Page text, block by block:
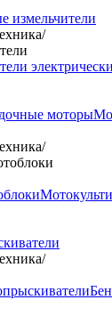
измельчители
/
моторы
/
/